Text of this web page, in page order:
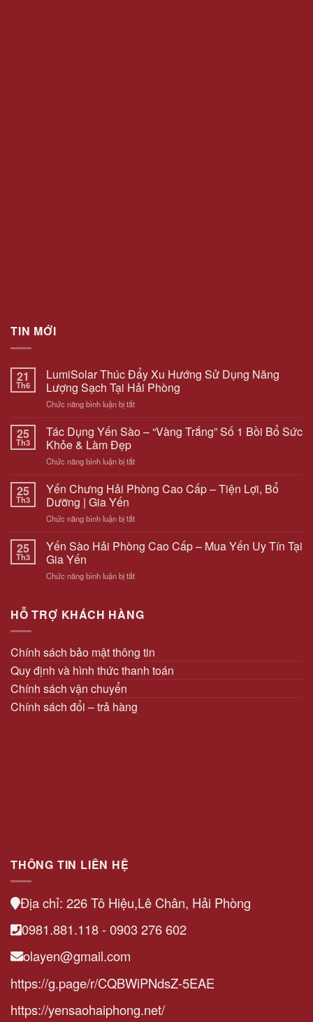
TIN MỚI
21
Th6
LumiSolar Thúc Đẩy Xu Hướng Sử Dụng Năng
Lượng Sạch Tại Hải Phòng
Chức năng bình luận bị tắtở
Đẩy
Hướng
Dụng
Sạch
Hải
25
Th3
Tác Dụng Yến Sào – “Vàng Trắng” Số 1 Bồi Bổ Sức
Khỏe & Làm Đẹp
Chức năng bình luận bị tắtở
Dụng
Yến
–
Trắng”
Số
Bồi
Khỏe
Đẹp
25
Th3
Yến Chưng Hải Phòng Cao Cấp – Tiện Lợi, Bổ
Dưỡng | Gia Yến
Chức năng bình luận bị tắtở
Chưng
Hải
Cao
Tiện
Dưỡng
|
Gia
25
Th3
Yến Sào Hải Phòng Cao Cấp – Mua Yến Uy Tín Tại
Gia Yến
Chức năng bình luận bị tắtở
Hải
Phòng
–
Mua
Tín
Tại
HỖ TRỢ KHÁCH HÀNG
Chính sách bảo mật thông tin
Quy định và hình thức thanh toán
Chính sách vận chuyển
Chính sách đổi – trả hàng
THÔNG TIN LIÊN HỆ
Địa chỉ: 226 Tô Hiệu,Lê Chân, Hải Phòng
0981.881.118 - 0903 276 602
olayen@gmail.com
https://g.page/r/CQBWiPNdsZ-5EAE
https://yensaohaiphong.net/